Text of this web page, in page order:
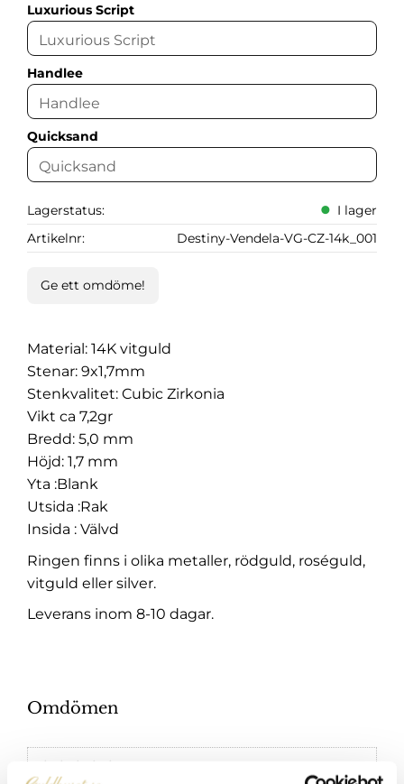
Luxurious Script
Handlee
Quicksand
Lagerstatus
I lager
Artikelnr
Destiny-Vendela-VG-CZ-14k_001
Ge ett omdöme!
Material: 14K vitguld
Stenar: 9x1,7mm
Stenkvalitet: Cubic Zirkonia
Vikt ca 7,2gr
Bredd: 5,0 mm
Höjd: 1,7 mm
Yta :Blank
Utsida :Rak
Insida : Välvd
Ringen finns i olika metaller, rödguld, roséguld,
vitguld eller silver.
Leverans inom 8-10 dagar.
Omdömen